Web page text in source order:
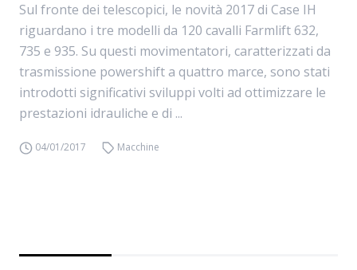
Sul fronte dei telescopici, le novità 2017 di Case IH
riguardano i tre modelli da 120 cavalli Farmlift 632,
735 e 935. Su questi movimentatori, caratterizzati da
trasmissione powershift a quattro marce, sono stati
introdotti significativi sviluppi volti ad ottimizzare le
prestazioni idrauliche e di ...
04/01/2017 Macchine